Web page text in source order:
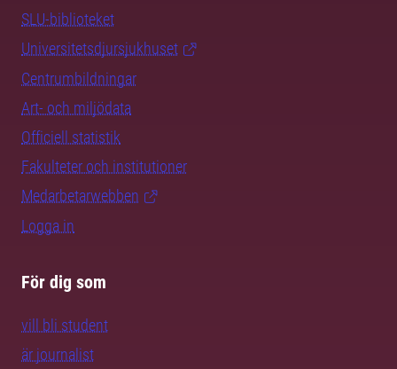
SLU-biblioteket
Universitetsdjursjukhuset
Centrumbildningar
Art- och miljödata
Officiell statistik
Fakulteter och institutioner
Medarbetarwebben
Logga in
För dig som
vill bli student
är journalist